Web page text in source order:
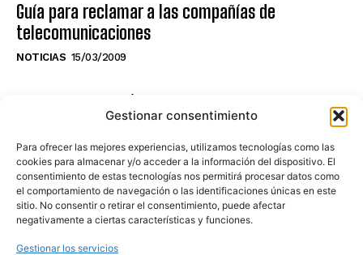
Gestionar consentimiento
Para ofrecer las mejores experiencias, utilizamos tecnologías como las
cookies para almacenar y/o acceder a la información del dispositivo. El
consentimiento de estas tecnologías nos permitirá procesar datos como
el comportamiento de navegación o las identificaciones únicas en este
sitio. No consentir o retirar el consentimiento, puede afectar
negativamente a ciertas características y funciones.
Gestionar los servicios
Guía para reclamar a las compañías de
telecomunicaciones
NOTICIAS 15/03/2009
NO TE PIERDAS LO ÚLTIMO DEL CANAL
Haz clic en «Estoy de acuerdo» para
activar Youtube
POLÍTICA DE COOKIES